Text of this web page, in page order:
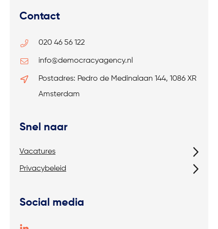
Contact
020 46 56 122
info@democracyagency.nl
Postadres: Pedro de Medinalaan 144, 1086 XR
Amsterdam
Snel naar
Vacatures
Privacybeleid
Social media